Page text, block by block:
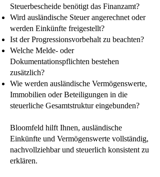
Steuerbescheide benötigt das Finanzamt?
Wird ausländische Steuer angerechnet oder
werden Einkünfte freigestellt?
Ist der Progressionsvorbehalt zu beachten?
Welche Melde- oder
Dokumentationspflichten bestehen
zusätzlich?
Wie werden ausländische Vermögenswerte,
Immobilien oder Beteiligungen in die
steuerliche Gesamtstruktur eingebunden?
Bloomfeld hilft Ihnen, ausländische
Einkünfte und Vermögenswerte vollständig,
nachvollziehbar und steuerlich konsistent zu
erklären.